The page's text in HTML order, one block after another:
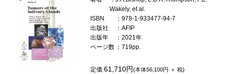
Wakely, et al.
ISBN
：978-1-933477-94-7
出版社
：AFIP
出版年
：2021年
ページ数 ：719pp.
定価61,710円(本体56,100円 ＋ 税)